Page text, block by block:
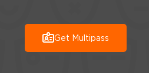
Get Multipass